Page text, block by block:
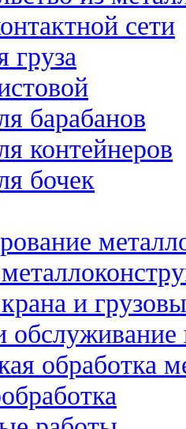
сети
груза
барабанов
контейнеров
бочек
и
обслуживание
обработка